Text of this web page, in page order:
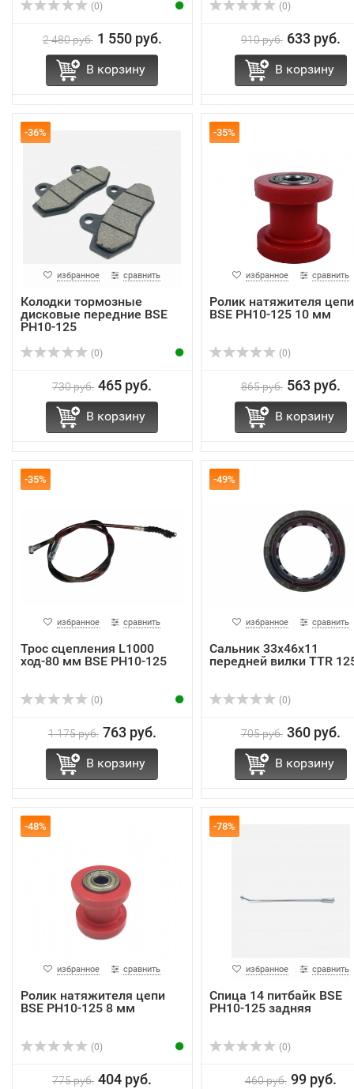
(0)
2 480 руб. 1 550 руб.
В корзину
(0)
910 руб. 633 руб.
В корзину
-36%
избранное сравнить
Колодки тормозные
дисковые передние BSE
PH10-125
(0)
730 руб. 465 руб.
В корзину
-35%
избранное сравнить
Ролик натяжителя цепи
BSE PH10-125 10 мм
(0)
865 руб. 563 руб.
В корзину
-35%
избранное сравнить
Трос сцепления L1000
ход-80 мм BSE PH10-125
(0)
1 175 руб. 763 руб.
В корзину
-49%
избранное сравнить
Сальник 33х46х11
передней вилки TTR
(0)
705 руб. 360 руб.
В корзину
-48%
избранное сравнить
Ролик натяжителя цепи
BSE PH10-125 8 мм
(0)
775 руб. 404 руб.
-78%
избранное сравнить
Спица 14 питбайк BSE
PH10-125 задняя
(0)
460 руб. 99 руб.